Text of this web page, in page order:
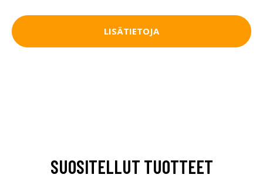
LISÄTIETOJA
SUOSITELLUT TUOTTEET